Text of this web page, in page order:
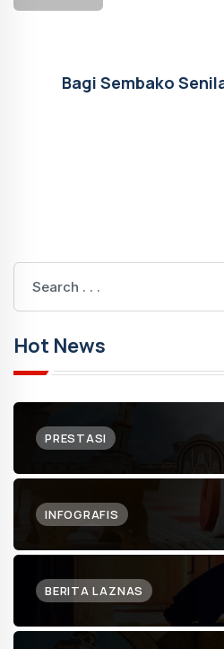
Bagi Sembako
Hot News
PRESTASI
INFOGRAFIS
BERITA LAZNAS